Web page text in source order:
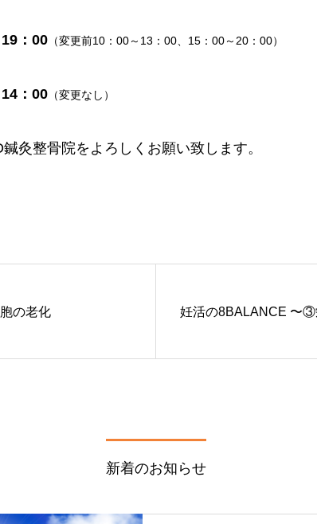
：00 （変更前10：00～13：00、15：00～20：00）
：00 （変更なし）
灸整骨院をよろしくお願い致します。
の老化 妊活の8BALANCE 〜③
新着のお知らせ